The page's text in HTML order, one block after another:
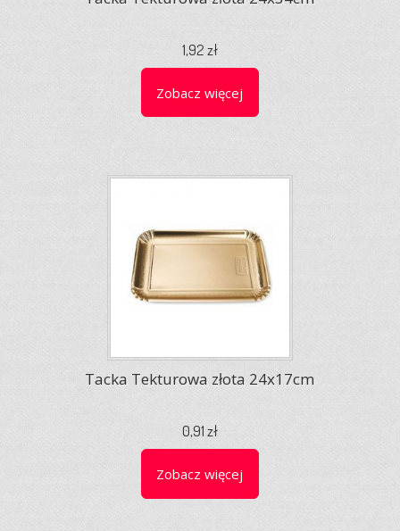
1,92 zł
Zobacz więcej
Tacka Tekturowa złota 24x17cm
0,91 zł
Zobacz więcej